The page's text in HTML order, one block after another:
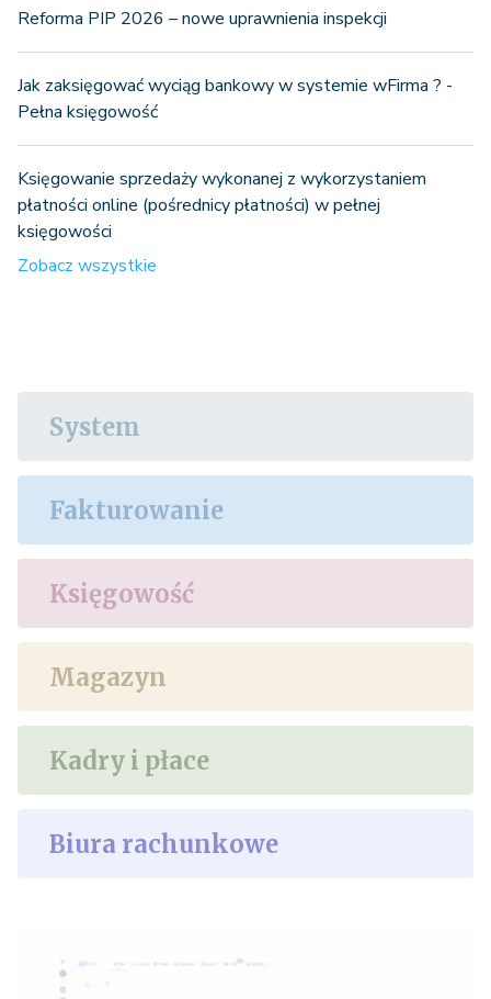
Reforma PIP 2026 – nowe uprawnienia inspekcji
Jak zaksięgować wyciąg bankowy w systemie wFirma ? -
Pełna księgowość
Księgowanie sprzedaży wykonanej z wykorzystaniem
płatności online (pośrednicy płatności) w pełnej
księgowości
Zobacz wszystkie
System
Fakturowanie
Księgowość
Magazyn
Kadry i płace
Biura rachunkowe